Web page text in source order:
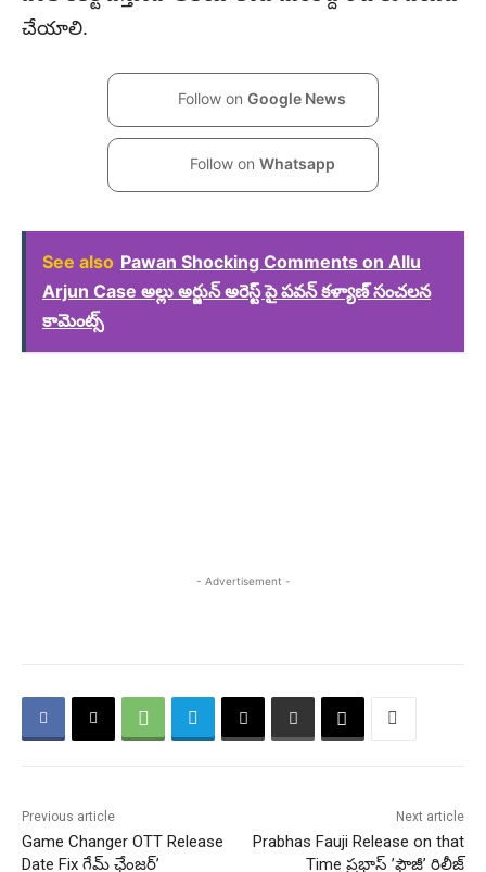
చేయాలి.
Follow on Google News
Follow on Whatsapp
See also Pawan Shocking Comments on Allu
Arjun Case అల్లు అర్జున్ అరెస్ట్ పై పవన్ కళ్యాణ్ సంచలన
కామెంట్స్
- Advertisement -
Previous article
Game Changer OTT Release
Date Fix గేమ్ ఛేంజర్’
Next article
Prabhas Fauji Release on that
Time ప్రభాస్ ​’ఫౌజీ’ రిలీజ్